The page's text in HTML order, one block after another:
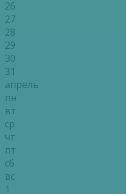
26
27
28
29
30
31
апрель
пн
вт
ср
чт
пт
сб
вс
1